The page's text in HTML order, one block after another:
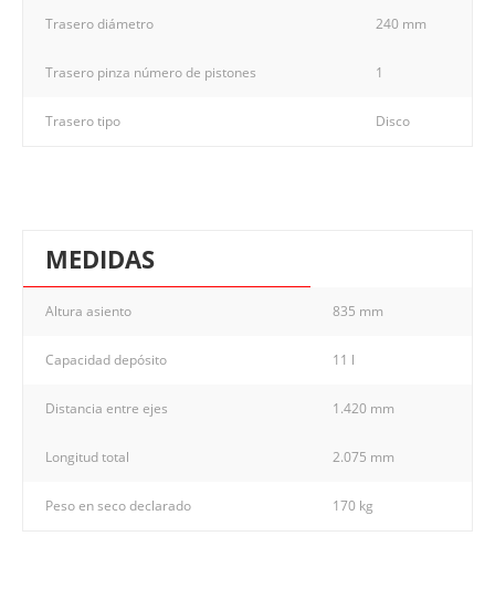
Trasero diámetro 240 mm
Trasero pinza número de pistones 1
Trasero tipo Disco
MEDIDAS
Altura asiento 835 mm
Capacidad depósito 11 l
Distancia entre ejes 1.420 mm
Longitud total 2.075 mm
Peso en seco declarado 170 kg